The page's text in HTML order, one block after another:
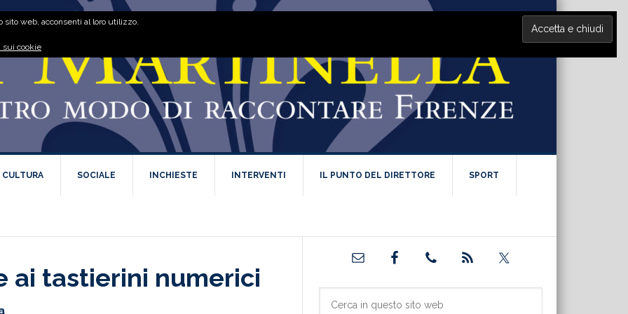
CULTURA SOCIALE INCHIESTE INTERVENTI IL PUNTO DEL DIRETTORE SPORT
ai tastierini numerici
Barra
primaria
web, acconsenti al loro utilizzo.
sui cookie